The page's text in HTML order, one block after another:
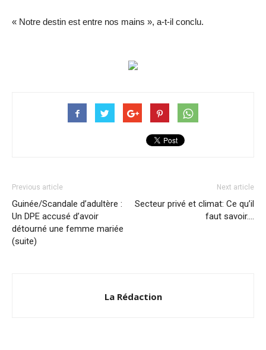
« Notre destin est entre nos mains », a-t-il conclu.
Previous article
Guinée/Scandale d’adultère :
Un DPE accusé d’avoir
détourné une femme mariée
(suite)
Next article
Secteur privé et climat: Ce qu’il
faut savoir….
La Rédaction